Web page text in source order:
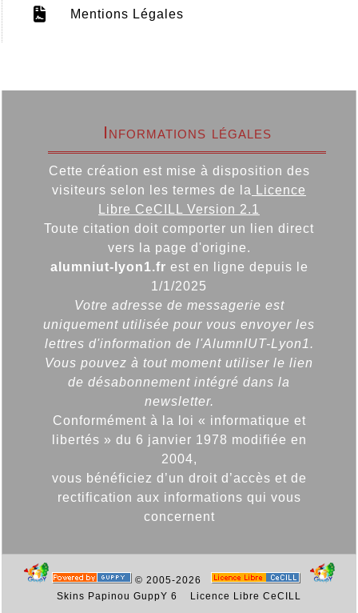
Mentions Légales
Informations légales
Cette création est mise à disposition des
visiteurs selon les termes de la
Licence
Libre CeCILL Version 2.1
Toute citation doit comporter un lien direct
vers la page d'origine.
alumniut-lyon1.fr est en ligne depuis le
1/1/2025
Votre adresse de messagerie est
uniquement utilisée pour vous envoyer les
lettres d'information de l'AlumnIUT-Lyon1.
Vous pouvez à tout moment utiliser le lien
de désabonnement intégré dans la
newsletter.
Conformément à la loi « informatique et
libertés » du 6 janvier 1978 modifiée en
2004,
vous bénéficiez d’un droit d’accès et de
rectification aux informations qui vous
concernent
© 2005-2026
Skins Papinou GuppY 6
Licence Libre CeCILL